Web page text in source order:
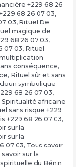
+229 68 26
68 26 07 03,
03, Rituel De
magique de
68 26 07 03,
07 03, Rituel
conséquence,
, Rituel sûr et sans
symbolique
68 26 07 03,
, Spiritualité africaine
sans risque +229
+229 68 26 07 03,
sur la
sur la
07 03, Tous savoir
sur la
du Bénin